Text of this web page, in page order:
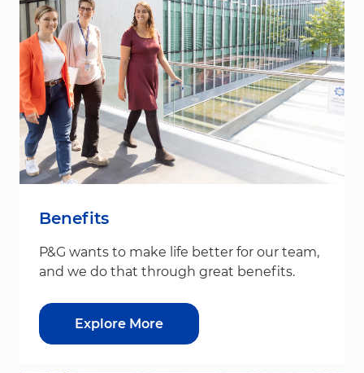
Benefits
P&G wants to make life better for our team,
and we do that through great benefits.
Explore More